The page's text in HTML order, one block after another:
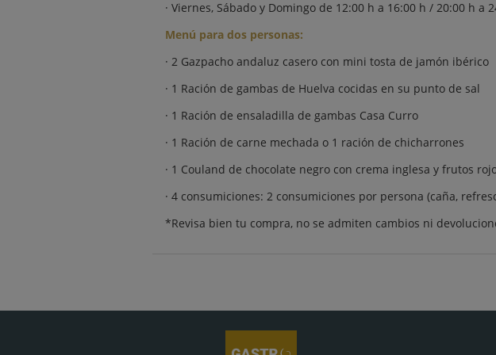
· Viernes, Sábado y Domingo de 12:00 h a 16:00 h / 20:00 h a
Menú para dos personas:
· 2 Gazpacho andaluz casero con mini tosta de jamón ibérico
· 1 Ración de gambas de Huelva cocidas en su punto de sal
· 1 Ración de ensaladilla de gambas Casa Curro
· 1 Ración de carne mechada o 1 ración de chicharrones
· 1 Couland de chocolate negro con crema inglesa y frutos
· 4 consumiciones: 2 consumiciones por persona (caña,
*Revisa bien tu compra, no se admiten cambios ni